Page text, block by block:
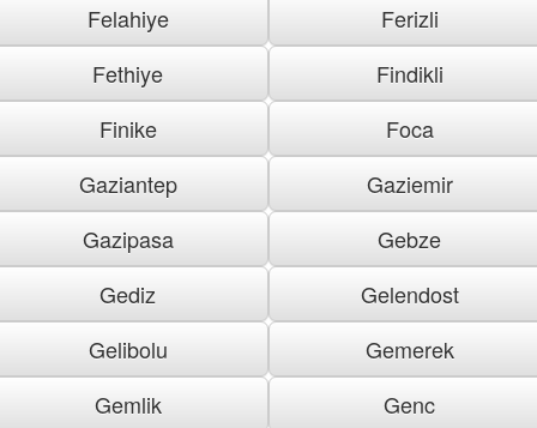
Felahiye
Ferizli
Fethiye
Findikli
Finike
Foca
Gaziantep
Gaziemir
Gazipasa
Gebze
Gediz
Gelendost
Gelibolu
Gemerek
Gemlik
Genc